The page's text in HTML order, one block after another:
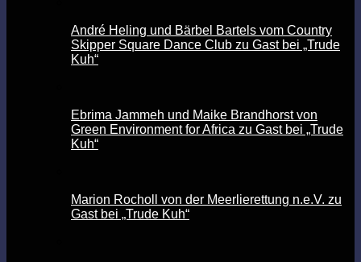
André Heling und Bärbel Bartels vom Country
Skipper Square Dance Club zu Gast bei „Trude
Kuh“
Ebrima Jammeh und Maike Brandhorst von
Green Environment for Africa zu Gast bei „Trude
Kuh“
Marion Rocholl von der Meerlierettung n.e.V. zu
Gast bei „Trude Kuh“